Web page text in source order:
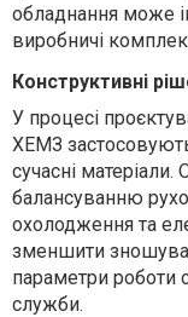
обладнання може
виробничі
Конструктивні
У процесі
ХЕМЗ
сучасні
балансуванню
охолодження та
зменшити
параметри роботи
служби.